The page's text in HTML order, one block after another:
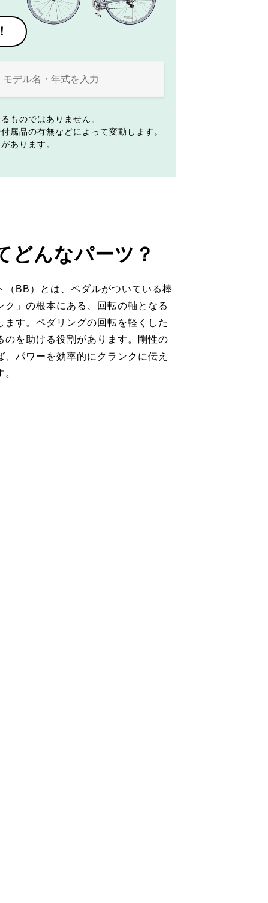
ものではありません。
属品の有無などによって変動します。
あります。
どんなパーツ？
（BB）とは、ペダルがついている棒
ク」の根本にある、回転の軸となる
ます。ペダリングの回転を軽くした
のを助ける役割があります。剛性の
、パワーを効率的にクランクに伝え